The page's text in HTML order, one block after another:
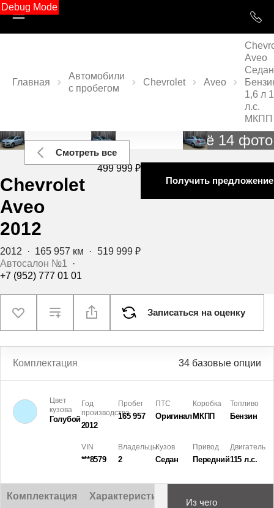
Debug Mode
Главная
Автомобили
с пробегом
Chevrolet Aveo
Aveo
Седан
1,6 л
л.с.
МКПП
Ещё 14 фото
Смотреть все
Chevrolet
Aveo
2012
499 999 ₽
2012 · 165 957 км ·
Автосалон №1 ·
+7 (952) 777 01 01
519 999 ₽
Получить предложение
Записаться на оценку
Комплектация 34 базовые опции
Цвет
кузова
Голубой
Год
производства
2012
Пробег
165 957
ПТС
Оригинал
Коробка
МКПП
Топливо
Бензин
VIN
***8579
Владельцы
2
Кузов
Седан
Привод
Передний
Двигатель
115 л.с.
Комплектация Характеристики
Из чего